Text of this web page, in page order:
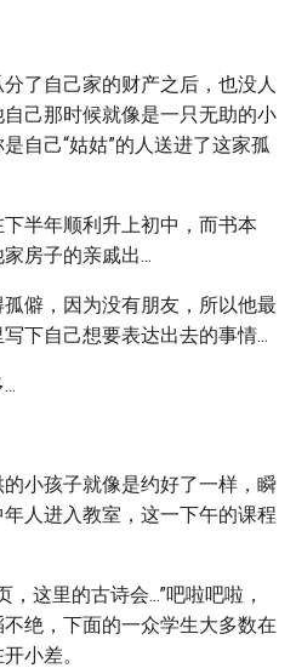
了自己家的财产之后，也没人
己那时候就像是一只无助的小
自己“姑姑”的人送进了这家孤
半年顺利升上初中，而书本
房子的亲戚出...
僻，因为没有朋友，所以他最
下自己想要表达出去的事情...
小孩子就像是约好了一样，瞬
人进入教室，这一下午的课程
这里的古诗会...”吧啦吧啦，
绝，下面的一众学生大多数在
小差。